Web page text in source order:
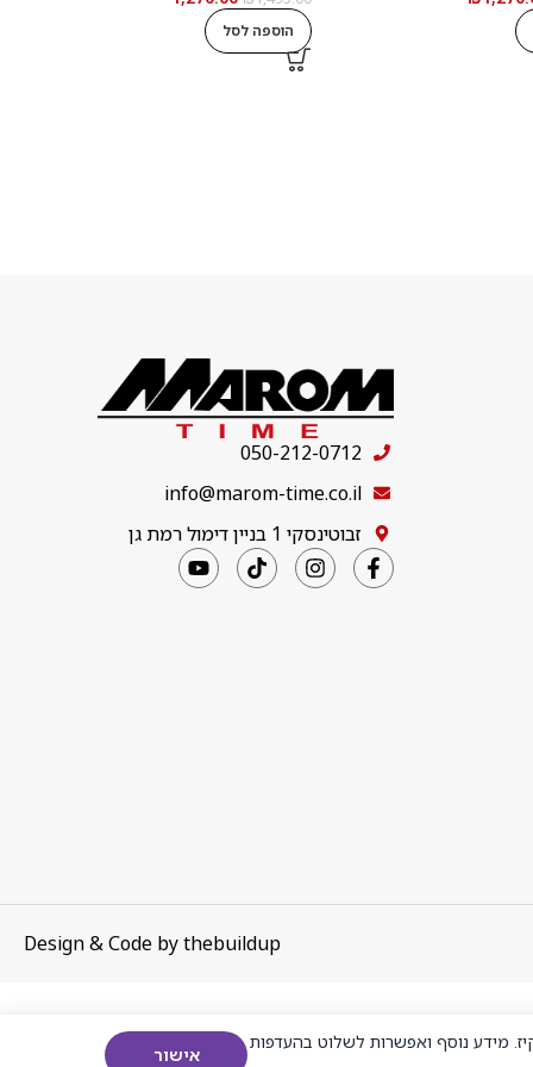
הוספה לסל
050-212-0712
info@marom-time.co.il
זבוטינסקי 1 בניין דימול רמת גן
Design & Code bythebuildup
מידע נוסף ואפשרות לשלוט בהעדפות
אישור